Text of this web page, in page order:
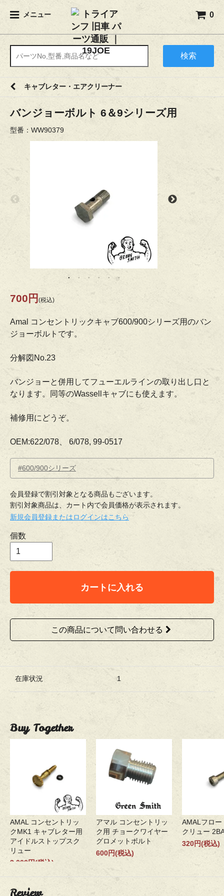
メニュー 0
検索
キャブレター・エアクリーナー
バンジョーボルト 6＆9シリーズ用
型番：WW90379
700円 (税込)
Amal コンセントリックキャブ600/900シリーズ用のバン
ジョーボルトです。
分解図No.23
バンジョーと併用してフューエルラインの取り出し口と
なります。同等のWassellキャブにも使えます。
補修用にどうぞ。
OEM:622/078、 6/078, 99-0517
#600/900シリーズ
会員登録で割引対象となる商品もございます。
割引対象商品は、カート内で会員価格が表示されます。
新規会員登録またはログインはこちら
個数
カートに入れる
この商品について問い合わせる
在庫状況 1
Buy Together
AMAL コンセントリッ
クMK1 キャブレター用
アイドルストップスク
リュー
3,000円(税込)
アマル コンセントリッ
ク用 チョークワイヤー
グロメットボルト
600円(税込)
AMALフロー
クリュー
320円(税込)
Review